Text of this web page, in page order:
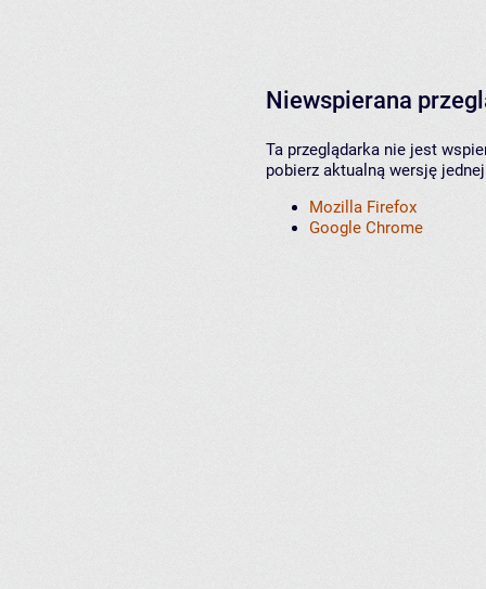
Niewspierana
Ta przeglądarka nie jest
pobierz aktualną wersję
Mozilla Firefox
Google Chrome